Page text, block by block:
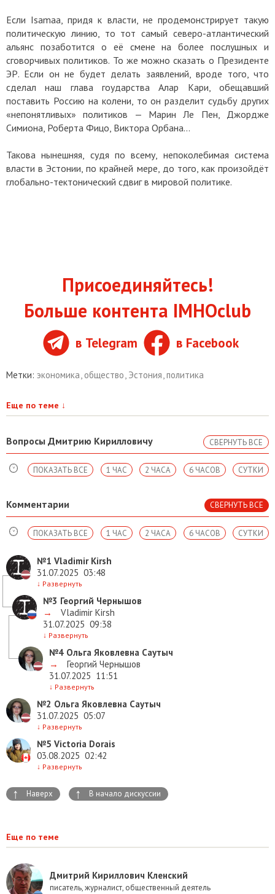
Если Isamaa, придя к власти, не продемонстрирует такую
политическую линию, то тот самый северо-атлантический
альянс позаботится о её смене на более послушных и
сговорчивых политиков. То же можно сказать о Президенте
ЭР. Если он не будет делать заявлений, вроде того, что
сделал наш глава гоударства Алар Кари, обещавший
поставить Россию на колени, то он разделит судьбу других
«непонятливых» политиков — Марин Ле Пен, Джордже
Симиона, Роберта Фицо, Виктора Орбана...
Такова нынешняя, судя по всему, непоколебимая система
власти в Эстонии, по крайней мере, до того, как произойдёт
глобально-тектонический сдвиг в мировой политике.
Присоединяйтесь!
Больше контента IMHOclub
в Telegram в Facebook
Метки: экономика, общество, Эстония,политика
Еще по теме ↓
Вопросы Дмитрию Кирилловичу СВЕРНУТЬ ВСЕ
СУТКИ
6 ЧАСОВ
2 ЧАСА
1 ЧАС
ПОКАЗАТЬ ВСЕ
Комментарии СВЕРНУТЬ ВСЕ
СУТКИ
6 ЧАСОВ
2 ЧАСА
1 ЧАС
ПОКАЗАТЬ ВСЕ
№1 Vladimir Kirsh
31.07.2025 03:48
↓ Развернуть
№3 Георгий Чернышов
→
Vladimir Kirsh
31.07.2025 09:38
↓ Развернуть
№4 Ольга Яковлевна Саутыч
→
Георгий Чернышов
31.07.2025 11:51
↓ Развернуть
№2 Ольга Яковлевна Саутыч
31.07.2025 05:07
↓ Развернуть
№5 Victoria Dorais
03.08.2025 02:42
↓ Развернуть
↑ Наверх ↑ В начало дискуссии
Еще по теме
Дмитрий Кириллович Кленский
писатель, журналист, общественный деятель